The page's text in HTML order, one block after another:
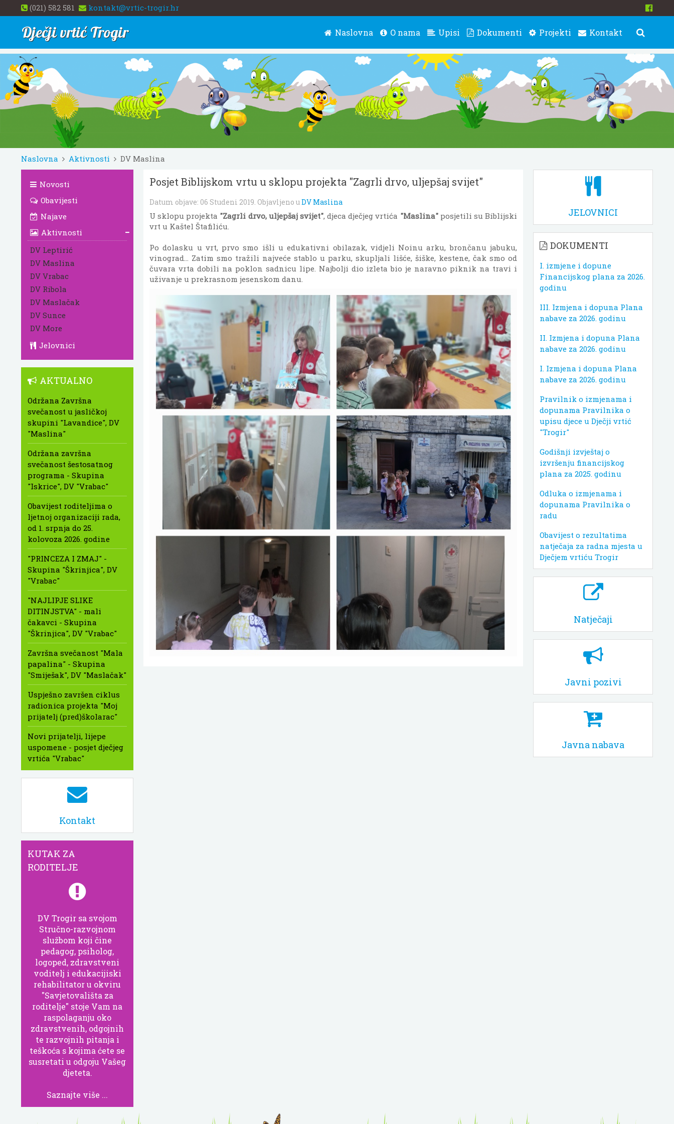
(021) 582 581 kontakt@vrtic-trogir.hr
Dječji vrtić Trogir Naslovna O nama Upisi Dokumenti Projekti Kontakt
Naslovna Aktivnosti DV Maslina
Posjet Biblijskom vrtu u sklopu projekta "Zagrli drvo, uljepšaj svijet"
Datum objave: 06 Studeni 2019. Objavljeno uDV Maslina
U sklopu projekta "Zagrli drvo, uljepšaj svijet", djeca dječjeg vrtića "Maslina"posjetili su Biblijski
vrt u Kaštel Štafiliću.
Po dolasku u vrt, prvo smo išli u edukativni obilazak, vidjeli Noinu arku, brončanu jabuku,
vinograd... Zatim smo tražili najveće stablo u parku, skupljali lišće, šiške, kestene, čak smo od
čuvara vrta dobili na poklon sadnicu lipe. Najbolji dio izleta bio je naravno piknik na travi i
uživanje u prekrasnom jesenskom danu.
Novosti
Obavijesti
Najave
Aktivnosti
DV Leptirić
DV Maslina
DV Vrabac
DV Ribola
DV Maslačak
DV Sunce
DV More
Jelovnici
AKTUALNO
Održana Završna
svečanost u jasličkoj
skupini "Lavandice", DV
"Maslina"
Održana završna
svečanost šestosatnog
programa - Skupina
"Iskrice", DV "Vrabac"
Obavijest roditeljima o
ljetnoj organizaciji rada,
od 1. srpnja do 25.
kolovoza 2026. godine
"PRINCEZA I ZMAJ" -
Skupina "Škrinjica", DV
"Vrabac"
"NAJLIPJE SLIKE
DITINJSTVA" - mali
čakavci - Skupina
"Škrinjica", DV "Vrabac"
Završna svečanost "Mala
papalina" - Skupina
"Smiješak", DV "Maslačak"
Uspješno završen ciklus
radionica projekta "Moj
prijatelj (pred)školarac"
Novi prijatelji, lijepe
uspomene - posjet dječjeg
vrtića "Vrabac"
Kontakt
KUTAK ZA
RODITELJE
DV Trogir sa svojom
Stručno-razvojnom
službom koji čine
pedagog, psiholog,
logoped, zdravstveni
voditelj i edukacijiski
rehabilitator u okviru
"Savjetovališta za
roditelje" stoje Vam na
raspolaganju oko
zdravstvenih, odgojnih
te razvojnih pitanja i
teškoća s kojima ćete se
susretati u odgoju Vašeg
djeteta.
Saznajte više ...
JELOVNICI
DOKUMENTI
I. izmjene i dopune
Financijskog plana za 2026.
godinu
III. Izmjena i dopuna Plana
nabave za 2026. godinu
II. Izmjena i dopuna Plana
nabave za 2026. godinu
I. Izmjena i dopuna Plana
nabave za 2026. godinu
Pravilnik o izmjenama i
dopunama Pravilnika o
upisu djece u Dječji vrtić
"Trogir"
Godišnji izvještaj o
izvršenju financijskog
plana za 2025. godinu
Odluka o izmjenama i
dopunama Pravilnika o
radu
Obavijest o rezultatima
natječaja za radna mjesta u
Dječjem vrtiću Trogir
Natječaji
Javni pozivi
Javna nabava